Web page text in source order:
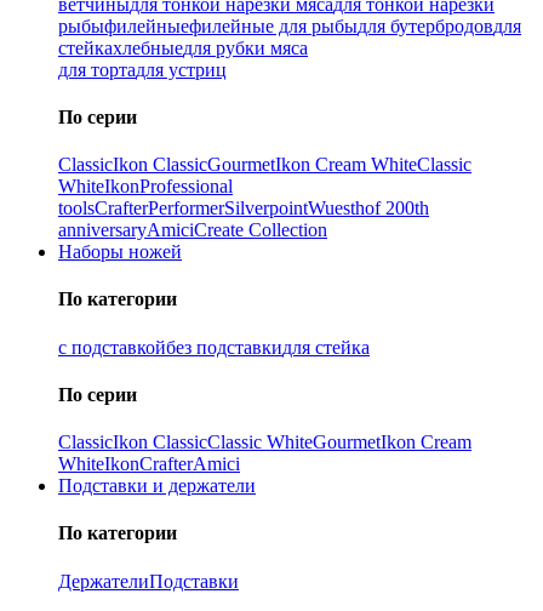
рыбыфилейныефилейные для рыбыдля бутербродовдля
стейкахлебныедля рубки мяса
для тортадля устриц
По серии
ClassicIkon ClassiсGourmetIkon Cream WhiteClassic
WhiteIkonProfessional
toolsCrafterPerformerSilverpointWuesthof 200th
anniversaryAmiciCreate Collection
Наборы ножей
По категории
с подставкойбез подставкидля стейка
По серии
ClassicIkon ClassiсClassic WhiteGourmetIkon Cream
WhiteIkonCrafterAmici
Подставки и держатели
По категории
ДержателиПодставки